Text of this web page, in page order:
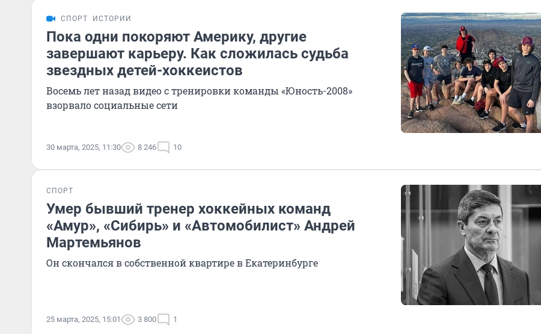
СПОРТ ИСТОРИИ
Пока одни покоряют Америку, другие
завершают карьеру. Как сложилась судьба
звездных детей-хоккеистов
Восемь лет назад видео с тренировки команды «Юность-2008»
взорвало социальные сети
30 марта, 2025, 11:30 8 246 10
СПОРТ
Умер бывший тренер хоккейных команд
«Амур», «Сибирь» и «Автомобилист» Андрей
Мартемьянов
Он скончался в собственной квартире в Екатеринбурге
25 марта, 2025, 15:01 3 800 1